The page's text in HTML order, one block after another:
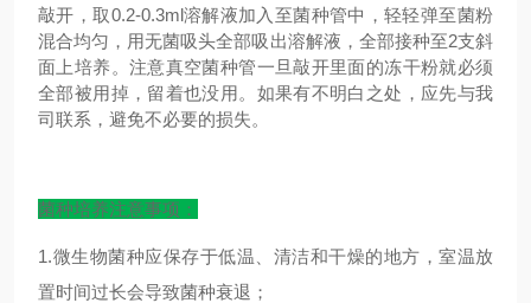
敲开，取0.2-0.3ml溶解液加入至菌种管中，轻轻弹至菌粉
混合均匀，用无菌吸头全部吸出溶解液，全部接种至2支斜
面上培养。注意真空菌种管一旦敲开里面的冻干粉就必须
全部被用掉，留着也没用。如果有不明白之处，应先与我
司联系，避免不必要的损失。
菌种培养注意事项：
1.微生物菌种应保存于低温、清洁和干燥的地方，室温放
置时间过长会导致菌种衰退；